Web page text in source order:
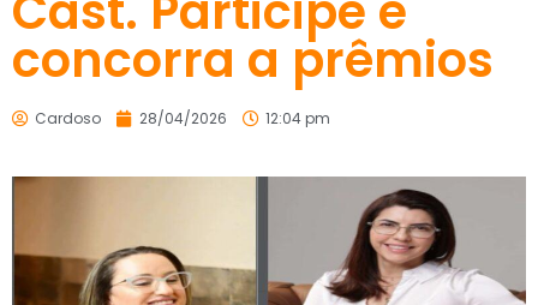
concorra a prêmios
Cardoso 28/04/2026 12:04 pm